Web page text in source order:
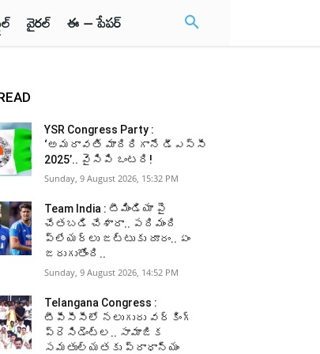
వైరల్ ఈ – పేపర్
YSR Congress Party :
‘అమరావతి మాదిరిగానే డీఎస్సీ
2025’.. వైసిపి ఒంటరి!
Sunday, 9 August 2026, 15:32 PM
Team India : టీమిండియా పై
చేతబడి చేశారా.. పదిమంది
ప్లేయర్లు జట్టుకు దూరం.. ఏం
జరుగుతోంది..
Sunday, 9 August 2026, 14:52 PM
Telangana Congress :
టీపీసీసీలో నలుగురు వర్కింగ్‌
ప్రెసిడెంట్ల.. సామాజిక
సమతుల్యతకు ప్రాధాన్యం